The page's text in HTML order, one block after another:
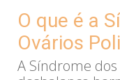
O que é a
Ovários
A Síndrome